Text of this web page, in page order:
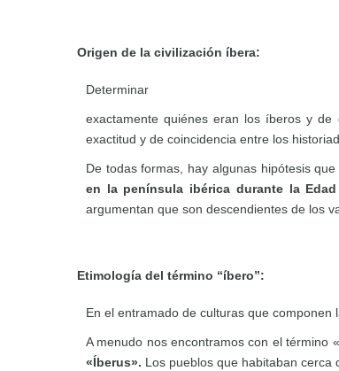
Origen de la civilización íbera:
Determinar
exactamente quiénes eran los íberos y
exactitud y de coincidencia entre los
De todas formas, hay algunas hipótesis
en la península ibérica durante la
argumentan que son descendientes de los
Etimología del término “íbero”:
En el entramado de culturas que
A menudo nos encontramos con el término
«Íberus». Los pueblos que habitaban